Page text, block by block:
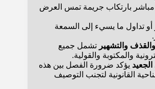
مباشر بارتكاب جريمة تمس العرض
تداول ما يسيء إلى السمعة
والتشهير تشمل جميع
والمكتوبة والقولية.
يؤكد ضرورة الفصل بين هذه
القانونية لتجنب التوصيف